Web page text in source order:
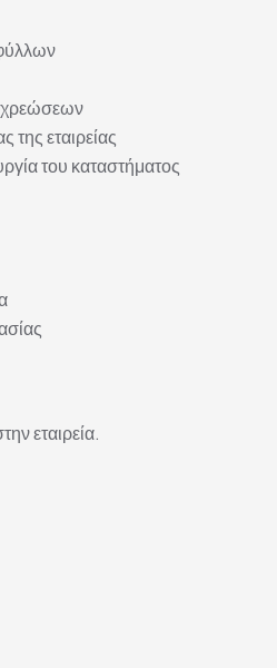
εταιρείας
του καταστήματος
εταιρεία.